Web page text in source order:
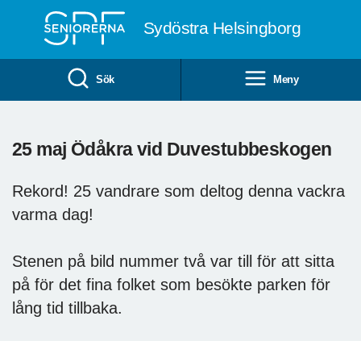
Sydöstra Helsingborg
Sök Meny
25 maj Ödåkra vid Duvestubbeskogen
Rekord! 25 vandrare som deltog denna vackra
varma dag!
Stenen på bild nummer två var till för att sitta
på för det fina folket som besökte parken för
lång tid tillbaka.